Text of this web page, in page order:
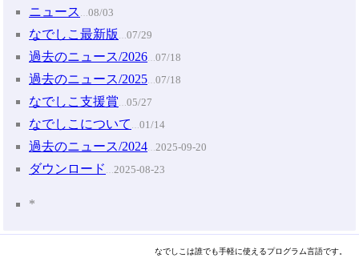
ニュース 08/03
なでしこ最新版 07/29
過去のニュース/2026 07/18
過去のニュース/2025 07/18
なでしこ支援賞 05/27
なでしこについて 01/14
過去のニュース/2024 2025-09-20
ダウンロード 2025-08-23
*
なでしこは誰でも手軽に使えるプログラム言語です。